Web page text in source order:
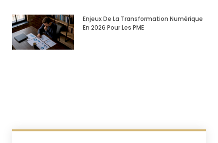
Enjeux De La Transformation Numérique
En 2026 Pour Les PME